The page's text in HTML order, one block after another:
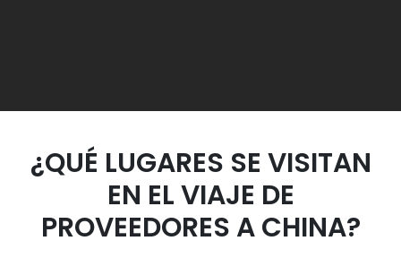
¿QUÉ LUGARES SE VISITAN
EN EL VIAJE DE
PROVEEDORES A CHINA?